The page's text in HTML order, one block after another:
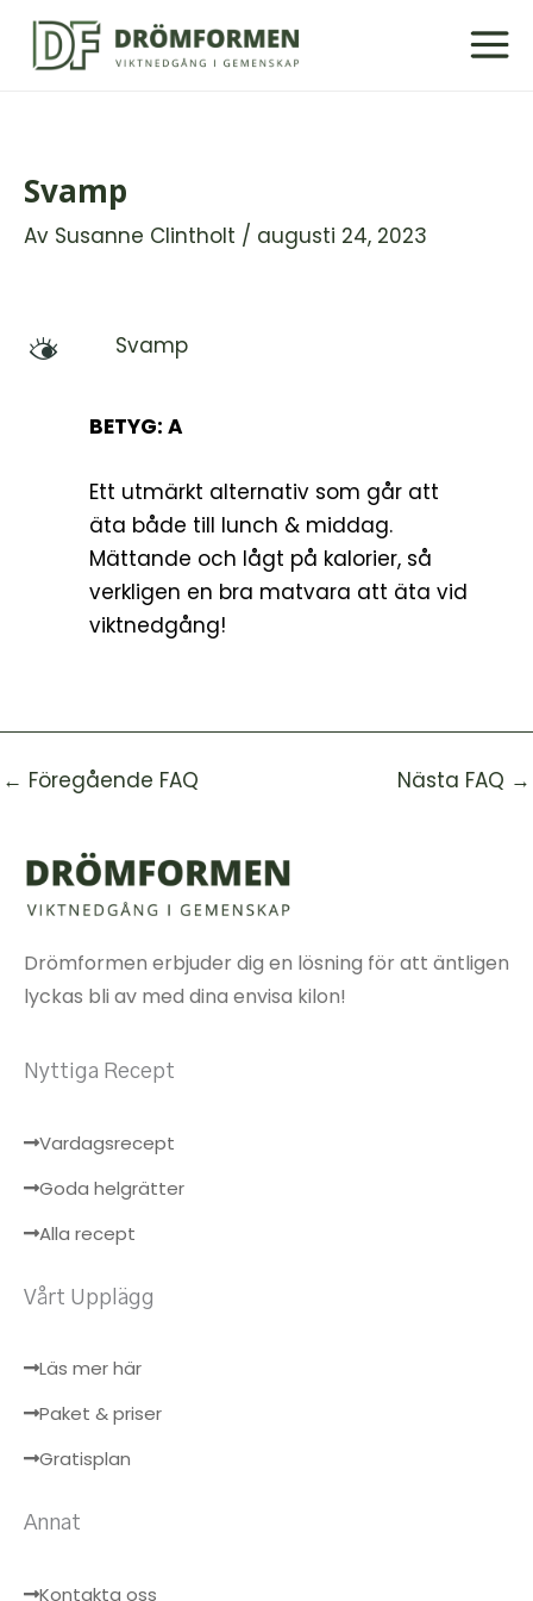
Hoppa
Svamp
Av Susanne Clintholt / augusti 24, 2023
M Svamp
BETYG: A
Ett utmärkt alternativ som går att
äta både till lunch & middag.
Mättande och lågt på kalorier, så
verkligen en bra matvara att äta vid
viktnedgång!
← Föregående FAQ Nästa FAQ →
Drömformen erbjuder dig en lösning för att äntligen
lyckas bli av med dina envisa kilon!
Nyttiga Recept
Vardagsrecept
Goda helgrätter
Alla recept
Vårt Upplägg
Läs mer här
Paket & priser
Gratisplan
Annat
Kontakta oss